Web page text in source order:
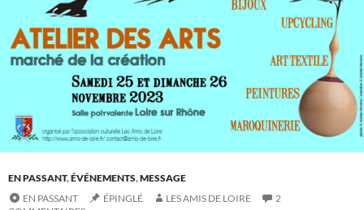
EN PASSANT,ÉVÉNEMENTS,MESSAGE
EN PASSANT
ÉPINGLÉ LES AMIS DE LOIRE
2